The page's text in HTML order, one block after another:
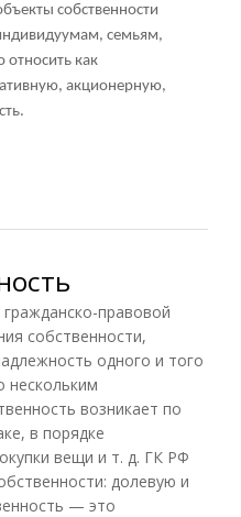
собственности
семьям,
относить как
акционерную,
правовой
собственности,
одного и того
нескольким
возникает по
в порядке
вещи и т. д. ГК РФ
долевую и
— это